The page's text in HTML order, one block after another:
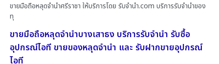
ขายมือถือหลุดจำนำศรีราชา ให้บริการโดย รับจํานํา.com บริการรับจำนำของ
ทุ
ขายมือถือหลุดจำนำบางเสาธง บริการรับจำนำ รับซื้อ
อุปกรณ์ไอที ขายของหลุดจำนำ และ รับฝากขายอุปกรณ์
ไอที